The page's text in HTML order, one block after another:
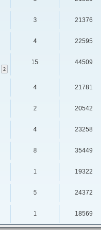
3 21376
4 22595
2
15 44509
4 21781
2 20542
4 23258
8 35449
1 19322
5 24372
1 18569